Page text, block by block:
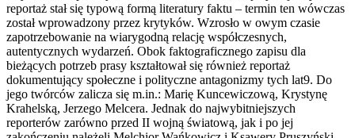
reportaż stał się typową formą literatury faktu – termin ten wówczas
został wprowadzony przez krytyków. Wzrosło w owym czasie
zapotrzebowanie na wiarygodną relację współczesnych,
autentycznych wydarzeń. Obok faktograficznego zapisu dla
bieżących potrzeb prasy kształtował się również reportaż
dokumentujący społeczne i polityczne antagonizmy tych lat9. Do
jego twórców zalicza się m.in.: Marię Kuncewiczową, Krystynę
Krahelską, Jerzego Melcera. Jednak do najwybitniejszych
reporterów zarówno przed II wojną światową, jak i po jej